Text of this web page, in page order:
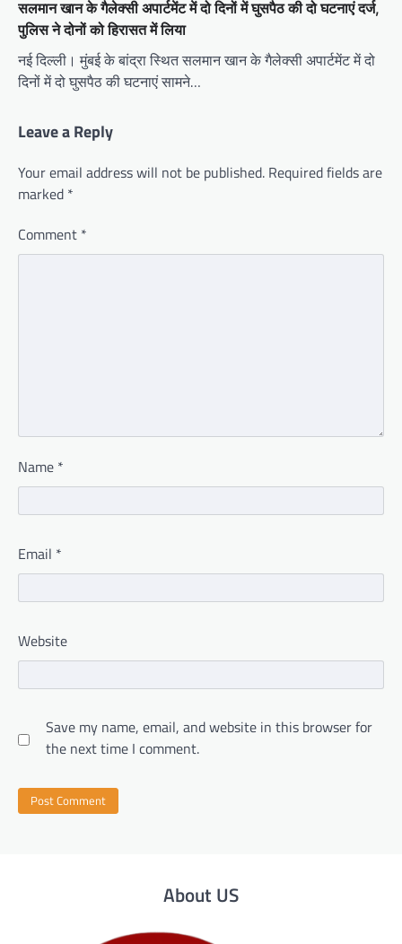
सलमान खान के गैलेक्सी अपार्टमेंट में दो दिनों में घुसपैठ की दो घटनाएं दर्ज,
पुलिस ने दोनों को हिरासत में लिया
नई दिल्ली। मुंबई के बांद्रा स्थित सलमान खान के गैलेक्सी अपार्टमेंट में दो
दिनों में दो घुसपैठ की घटनाएं सामने…
Leave a Reply
Your email address will not be published. Required fields are
marked *
Comment *
Name *
Email *
Website
Save my name, email, and website in this browser for
the next time I comment.
About US